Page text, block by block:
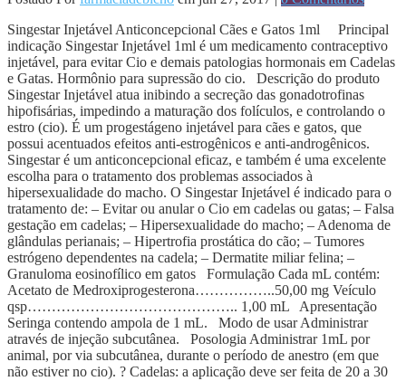
Singestar Injetável Anticoncepcional Cães e Gatos 1ml Principal
indicação Singestar Injetável 1ml é um medicamento contraceptivo
injetável, para evitar Cio e demais patologias hormonais em Cadelas
e Gatas. Hormônio para supressão do cio. Descrição do produto
Singestar Injetável atua inibindo a secreção das gonadotrofinas
hipofisárias, impedindo a maturação dos folículos, e controlando o
estro (cio). É um progestágeno injetável para cães e gatos, que
possui acentuados efeitos anti-estrogênicos e anti-androgênicos.
Singestar é um anticoncepcional eficaz, e também é uma excelente
escolha para o tratamento dos problemas associados à
hipersexualidade do macho. O Singestar Injetável é indicado para o
tratamento de: – Evitar ou anular o Cio em cadelas ou gatas; – Falsa
gestação em cadelas; – Hipersexualidade do macho; – Adenoma de
glândulas perianais; – Hipertrofia prostática do cão; – Tumores
estrógeno dependentes na cadela; – Dermatite miliar felina; –
Granuloma eosinofílico em gatos Formulação Cada mL contém:
Acetato de Medroxiprogesterona……………..50,00 mg Veículo
qsp…………………………………….. 1,00 mL Apresentação
Seringa contendo ampola de 1 mL. Modo de usar Administrar
através de injeção subcutânea. Posologia Administrar 1mL por
animal, por via subcutânea, durante o período de anestro (em que
não estiver no cio). ? Cadelas: a aplicação deve ser feita de 20 a 30